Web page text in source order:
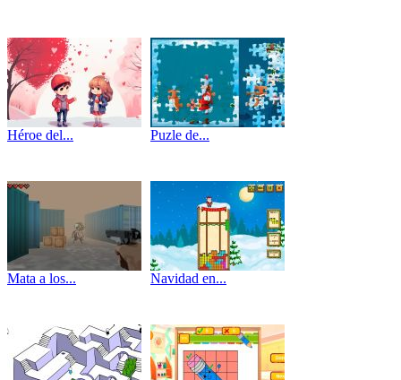
Héroe del... Puzle de...
Mata a los... Navidad en...